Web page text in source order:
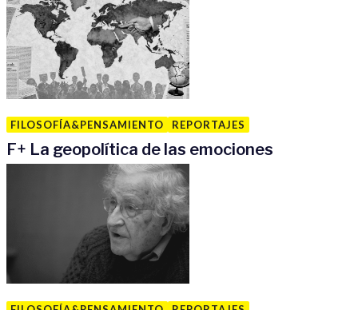
FILOSOFÍA&PENSAMIENTO REPORTAJES
F+ La geopolítica de las emociones